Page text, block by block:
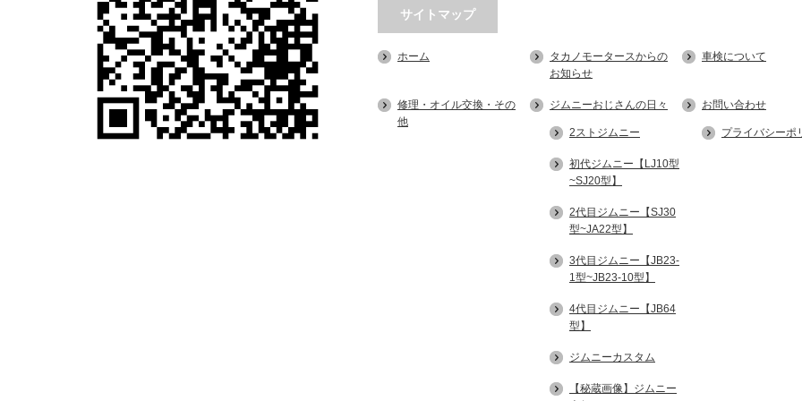
サイトマップ
ホーム
タカノモータースからの
お知らせ
車検について
修理・オイル交換・その
他
ジムニーおじさんの日々
2ストジムニー
初代ジムニー【LJ10型
~SJ20型】
2代目ジムニー【SJ30
型~JA22型】
3代目ジムニー【JB23-
1型~JB23-10型】
4代目ジムニー【JB64
型】
ジムニーカスタム
【秘蔵画像】ジムニー
お問い合わせ
プライバシーポ